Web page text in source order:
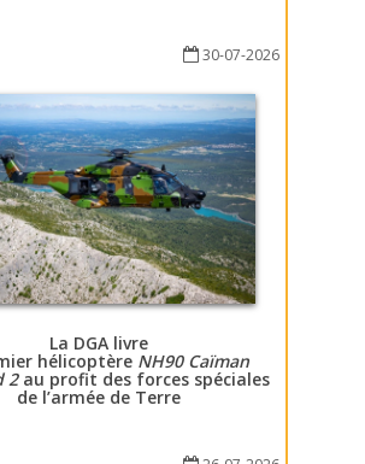
30-07-2026
La DGA livre
hélicoptère NH90 Caïman
2au profit des forces spéciales
de l’armée de Terre